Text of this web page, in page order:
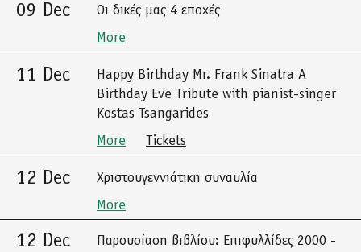
09 Dec
Οι δικές μας 4 εποχές
More
11 Dec
Happy Birthday Mr. Frank Sinatra A
Birthday Eve Tribute with pianist-singer
Kostas Tsangarides
More
Tickets
12 Dec
Χριστουγεννιάτικη συναυλία
More
12 Dec
Παρουσίαση βιβλίου: Επιφυλλίδες 2000 -